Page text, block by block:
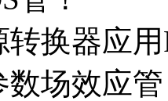
转换器应
数场效应